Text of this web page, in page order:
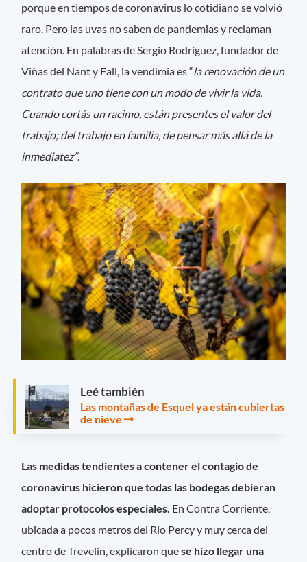
porque en tiempos de coronavirus lo cotidiano se volvió
raro. Pero las uvas no saben de pandemias y reclaman
atención. En palabras de Sergio Rodríguez, fundador de
Viñas del Nant y Fall, la vendimia es “la renovación de un
contrato que uno tiene con un modo de vivir la vida.
Cuando cortás un racimo, están presentes el valor del
trabajo; del trabajo en familia, de pensar más allá de la
inmediatez”.
Leé también
Las montañas de Esquel ya están cubiertas
de nieve
Las medidas tendientes a contener el contagio de
coronavirus hicieron que todas las bodegas debieran
adoptar protocolos especiales. En Contra Corriente,
ubicada a pocos metros del Rio Percy y muy cerca del
centro de Trevelin, explicaron quese hizo llegar una